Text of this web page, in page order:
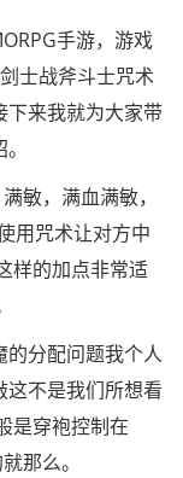
手游，游戏
士战斧斗士咒术
下来我就为大家带
敏，满血满敏，
用咒术让对方中
样的加点非常适
分配问题我个人
这不是我们所想看
是穿袍控制在
那么。